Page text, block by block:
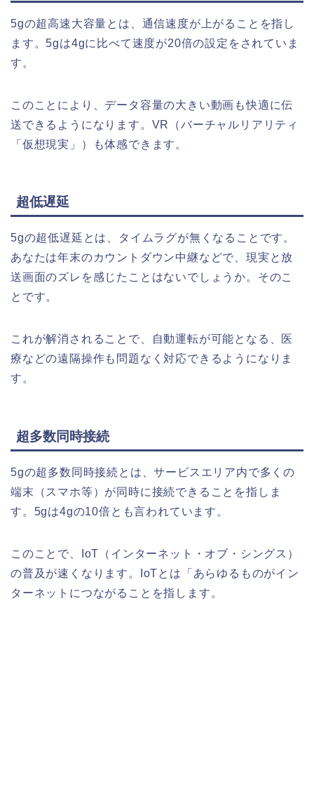
5gの超高速大容量とは、通信速度が上がることを指し
ます。5gは4gに比べて速度が20倍の設定をされていま
す。
このことにより、データ容量の大きい動画も快適に伝
送できるようになります。VR（バーチャルリアリティ
「仮想現実」）も体感できます。
超低遅延
5gの超低遅延とは、タイムラグが無くなることです。
あなたは年末のカウントダウン中継などで、現実と放
送画面のズレを感じたことはないでしょうか。そのこ
とです。
これが解消されることで、自動運転が可能となる、医
療などの遠隔操作も問題なく対応できるようになりま
す。
超多数同時接続
5gの超多数同時接続とは、サービスエリア内で多くの
端末（スマホ等）が同時に接続できることを指しま
す。5gは4gの10倍とも言われています。
このことで、IoT（インターネット・オブ・シングス）
の普及が速くなります。IoTとは「あらゆるものがイン
ターネットにつながることを指します。